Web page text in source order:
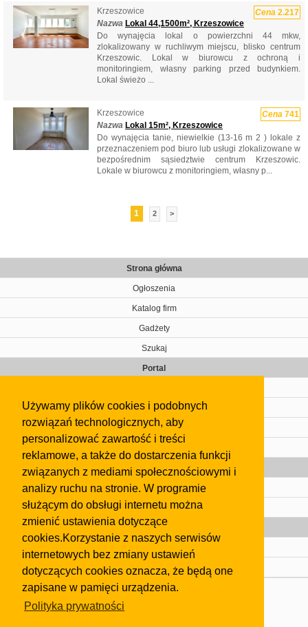
Używamy plików cookies i podobnych
rozwiązań technologicznych, aby
personalizować zawartość i treści
reklamowe, a także do dostarczenia funkcji
związanych z mediami społecznościowymi i
analizy ruchu na stronie. W programie
służącym do obsługi internetu można
zmienić ustawienia dotyczące
cookies.Korzystanie z naszych serwisów
internetowych bez zmiany ustawień
dotyczących cookies oznacza, że będą one
zapisane w pamięci urządzenia.
Polityka prywatności
Krzeszowice Cena 2.217
Nazwa Lokal 44,1500m², Krzeszowice
Do wynajęcia lokal o powierzchni 44 mkw,
zlokalizowany w ruchliwym miejscu, blisko centrum
Krzeszowic. Lokal w biurowcu z ochroną i
monitoringiem, własny parking przed budynkiem.
Lokal świeżo ...
Krzeszowice Cena 741
Nazwa Lokal 15m², Krzeszowice
Do wynajęcia tanie, niewielkie (13-16 m 2 ) lokale z
przeznaczeniem pod biuro lub usługi zlokalizowane w
bezpośrednim sąsiedztwie centrum Krzeszowic.
Lokale w biurowcu z monitoringiem, własny p...
1 2 >
Strona główna
Ogłoszenia
Katalog firm
Gadżety
Szukaj
Portal
Kontakt
Regulamin
Gazeta
Olkusz
Kontakt
Strefa dla biznesu
Biura nieruchomości
Dealerzy i autokomisy
Skontaktuj się z nami